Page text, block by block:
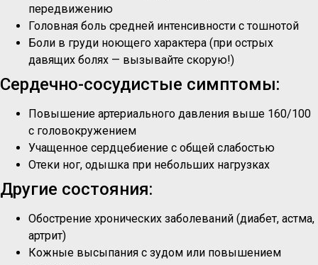
передвижению
Головная боль средней интенсивности с тошнотой
Боли в груди ноющего характера (при острых
давящих болях — вызывайте скорую!)
Сердечно-сосудистые симптомы:
Повышение артериального давления выше 160/100
с головокружением
Учащенное сердцебиение с общей слабостью
Отеки ног, одышка при небольших нагрузках
Другие состояния:
Обострение хронических заболеваний (диабет, астма,
артрит)
Кожные высыпания с зудом или повышением